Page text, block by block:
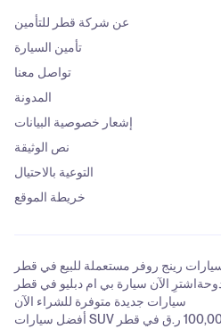
عن شركة قطر للتأمين
تأمين السيارة
تواصل معنا
المدونة
إشعار خصوصية البيانات
نص الوثيقة
التوعية بالاحتيال
خريطة الموقع
رينج روفر مستعملة للبيع في قطر
اشترِ الآن سيارة بي ام دبليو في قطر
سيارات جديدة متوفرة للشراء الآن